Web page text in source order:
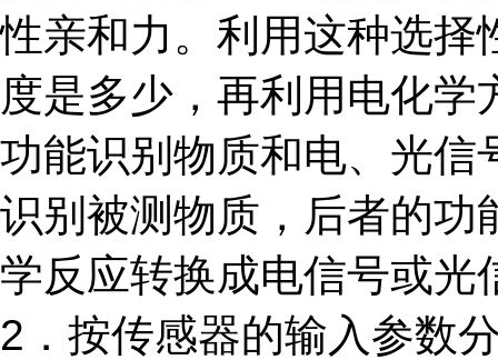
性亲和力。利用这种选择
度是多少，再利用电化
功能识别物质和电、光信
识别被测物质，后者的功
学反应转换成电信号或光
2．按传感器的输入参数